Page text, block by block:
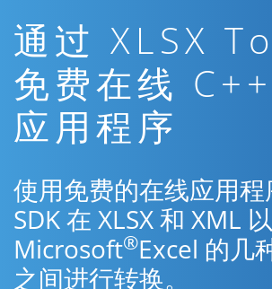
通过 XLSX
免费在线
应用程序
使用免费的在线应用程
SDK 在 XLSX 和 XML
Microsoft®Excel 的几
之间进行转换。